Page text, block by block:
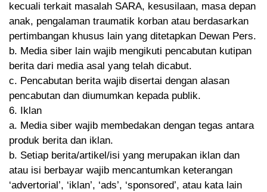
kecuali terkait masalah SARA, kesusilaan, masa depan
anak, pengalaman traumatik korban atau berdasarkan
pertimbangan khusus lain yang ditetapkan Dewan Pers.
b. Media siber lain wajib mengikuti pencabutan kutipan
berita dari media asal yang telah dicabut.
c. Pencabutan berita wajib disertai dengan alasan
pencabutan dan diumumkan kepada publik.
6. Iklan
a. Media siber wajib membedakan dengan tegas antara
produk berita dan iklan.
b. Setiap berita/artikel/isi yang merupakan iklan dan
atau isi berbayar wajib mencantumkan keterangan
‘advertorial’, ‘iklan’, ‘ads’, ‘sponsored’, atau kata lain